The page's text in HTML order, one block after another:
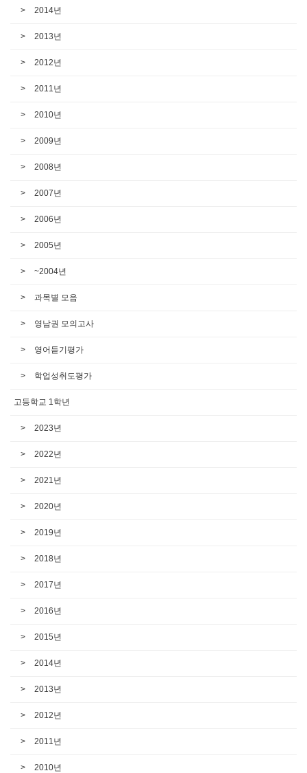
2014년
2013년
2012년
2011년
2010년
2009년
2008년
2007년
2006년
2005년
~2004년
과목별 모음
영남권 모의고사
영어듣기평가
학업성취도평가
고등학교 1학년
2023년
2022년
2021년
2020년
2019년
2018년
2017년
2016년
2015년
2014년
2013년
2012년
2011년
2010년